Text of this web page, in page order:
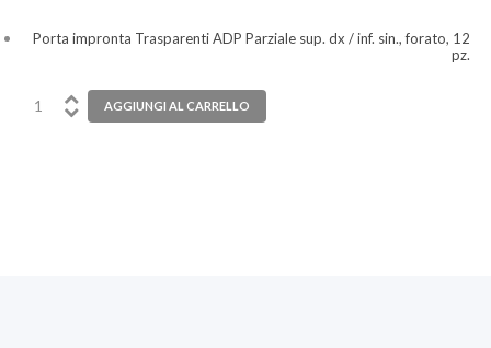
Porta impronta Trasparenti ADP Parziale sup. dx / inf. sin., forato, 12
pz.